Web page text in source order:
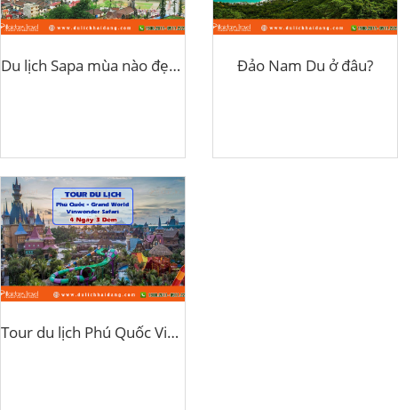
Du lịch Sapa mùa nào đẹp nhất? Đảo Nam Du ở đâu?
Tour du lịch Phú Quốc Vinwonder Safari 4 ngày 3 đêm